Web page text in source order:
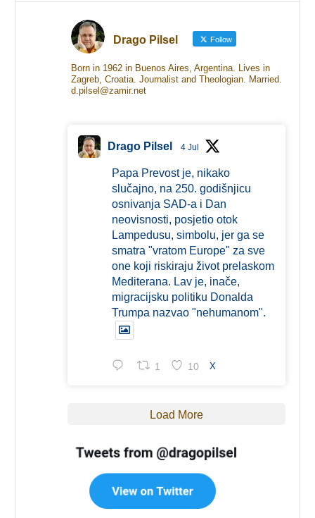
Drago Pilsel Follow
Born in 1962 in Buenos Aires, Argentina. Lives in
Zagreb, Croatia. Journalist and Theologian. Married.
d.pilsel@zamir.net
Drago Pilsel 4 Jul
Papa Prevost je, nikako
slučajno, na 250. godišnjicu
osnivanja SAD-a i Dan
neovisnosti, posjetio otok
Lampedusu, simbolu, jer ga se
smatra "vratom Europe" za sve
one koji riskiraju život prelaskom
Mediterana. Lav je, inače,
migracijsku politiku Donalda
Trumpa nazvao "nehumanom".
1 10 X
Load More